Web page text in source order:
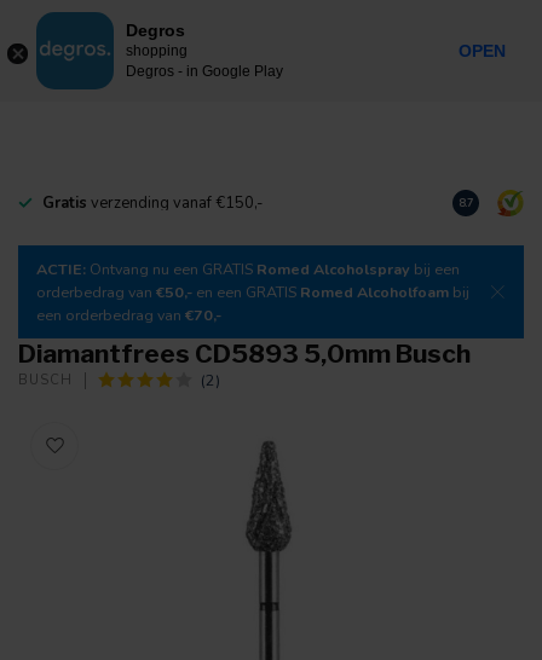
MENU
Gratis verzending vanaf €150,- Download
8.7
ACTIE: Ontvang nu een GRATIS Romed Alcoholspray bij een
orderbedrag van €50,- en een GRATIS Romed Alcoholfoam bij
een orderbedrag van €70,-
Diamantfrees CD5893 5,0mm Busch
BUSCH (2)
Degros
shopping
Degros - in Google Play
OPEN